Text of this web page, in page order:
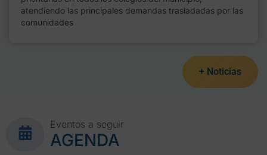
atendiendo las principales demandas trasladadas por las
comunidades
+ Noticias
Eventos a seguir
AGENDA